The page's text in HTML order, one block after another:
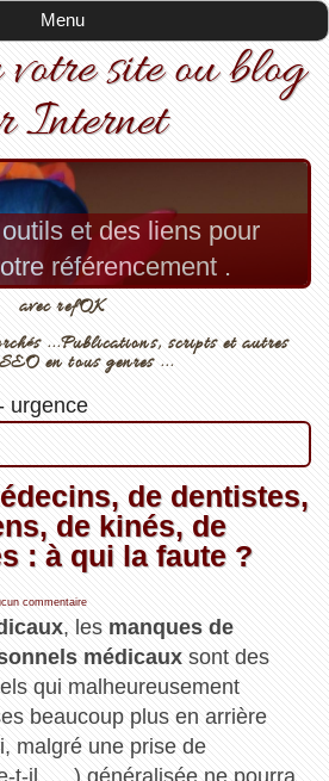
Menu
votre site ou blog
Internet
et des liens pour
référencement .
avec refOK
...Publications, scripts et autres
en tous genres ...
urgence
de dentistes,
de kinés, de
: à qui la faute ?
commentaire
, les manques de
médicaux sont des
qui malheureusement
beaucoup plus en arrière
malgré une prise de
t-il .... ) généralisée ne pourra